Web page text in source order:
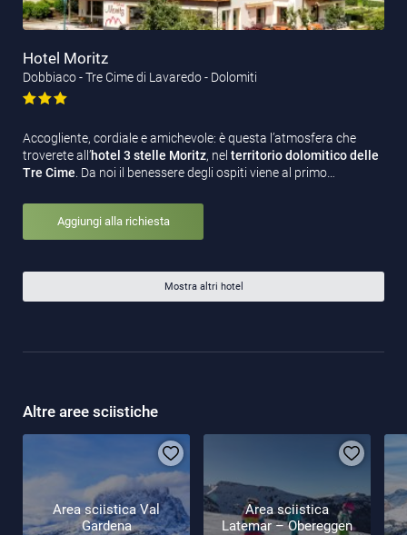
Hotel Moritz
Dobbiaco - Tre Cime di Lavaredo - Dolomiti
Accogliente, cordiale e amichevole: è questa l’atmosfera che
troverete all’hotel 3 stelle Moritz, nel territorio dolomitico delle
Tre Cime . Da noi il benessere degli ospiti viene al primo…
Aggiungi alla richiesta
Mostra altri hotel
Altre aree sciistiche
Area sciistica Val
Gardena
Area sciistica
Latemar – Obereggen